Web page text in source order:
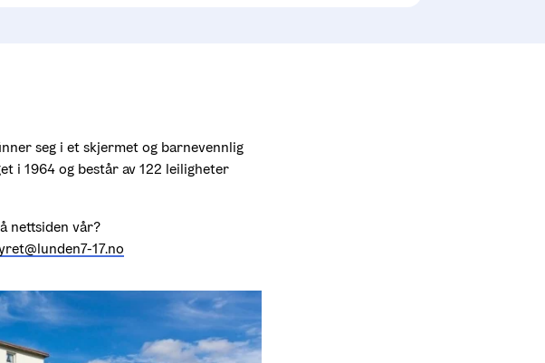
seg i et skjermet og barnevennlig
i 1964 og består av 122 leiligheter
nettsiden vår?
17.no